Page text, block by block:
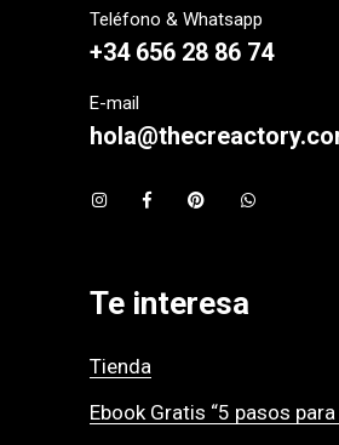
Teléfono & Whatsapp
+34 656 28 86 74
E-mail
Te interesa
Tienda
Ebook Gratis “5 pasos